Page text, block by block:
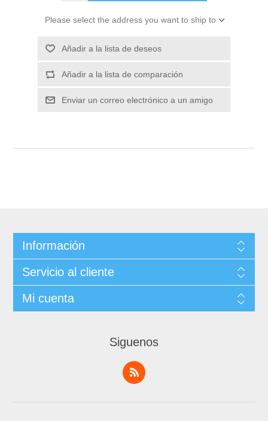
Please select the address you want to ship to
Información
Servicio al cliente
Mi cuenta
Siguenos